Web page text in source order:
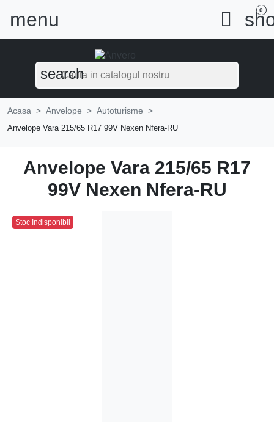
menu  0
search
Acasa Anvelope Autoturisme
Anvelope Vara 215/65 R17 99V Nexen Nfera-RU
Anvelope Vara 215/65 R17
99V Nexen Nfera-RU
Stoc Indisponibil